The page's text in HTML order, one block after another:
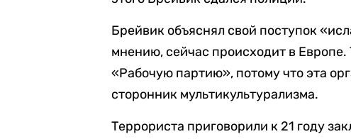
Брейвик объяснял свой поступок
мнению, сейчас происходит в
«Рабочую партию», потому что эта
сторонник мультикультурализма.
Террориста приговорили к 21 году